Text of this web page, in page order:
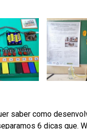
saber como
6 dicas que.